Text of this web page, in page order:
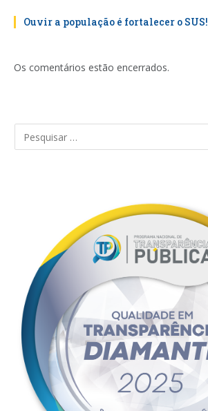
Ouvir a população é fortalecer o SUS!
Os comentários estão encerrados.